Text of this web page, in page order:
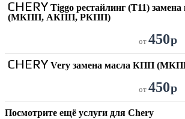
CHERY Tiggo рестайлинг (T11)
(МКПП, АКПП, РКПП)
от 450р
CHERY Very замена масла КПП
от 450р
Посмотрите ещё услуги для Chery